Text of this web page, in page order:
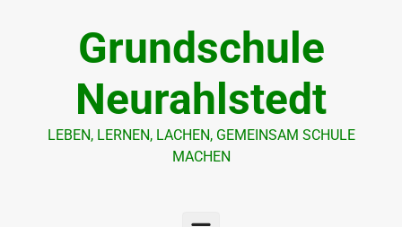
Grundschule
Neurahlstedt
LEBEN, LERNEN, LACHEN, GEMEINSAM SCHULE
MACHEN